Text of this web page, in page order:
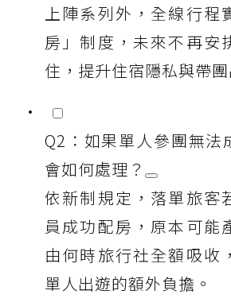
上陣系列外，全線行程
房」制度，未來不再安
住，提升住宿隱私與帶團
Q2：如果單人參團無法
會如何處理？
依新制規定，落單旅客
員成功配房，原本可能
由何時旅行社全額吸收
單人出遊的額外負擔。